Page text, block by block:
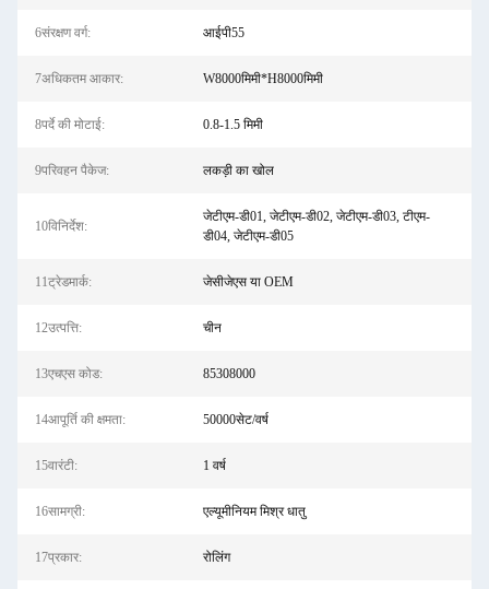
6संरक्षण वर्ग: आईपी55
7अधिकतम आकार: W8000मिमी*H8000मिमी
8पर्दे की मोटाई: 0.8-1.5 मिमी
9परिवहन पैकेज: लकड़ी का खोल
10विनिर्देश:
जेटीएम-डी01, जेटीएम-डी02, जेटीएम-डी03, टीएम-
डी04, जेटीएम-डी05
11ट्रेडमार्क: जेसीजेएस या OEM
12उत्पत्ति: चीन
13एचएस कोड: 85308000
14आपूर्ति की क्षमता: 50000सेट/वर्ष
15वारंटी: 1 वर्ष
16सामग्री: एल्यूमीनियम मिश्र धातु
17प्रकार: रोलिंग